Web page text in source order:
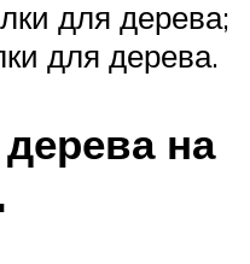
для дерева;
для дерева.
на